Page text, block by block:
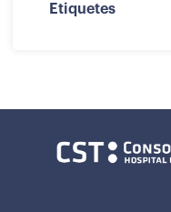
Etiquetes